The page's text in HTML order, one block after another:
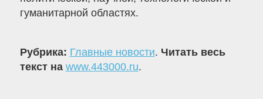
гуманитарной областях.
Рубрика: Главные новости. Читать весь
текст на www.443000.ru.